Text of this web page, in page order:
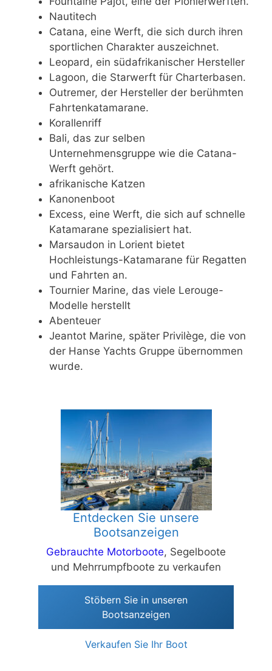
Nautitech
Catana, eine Werft, die sich durch ihren
sportlichen Charakter auszeichnet.
Leopard, ein südafrikanischer Hersteller
Lagoon, die Starwerft für Charterbasen.
Outremer, der Hersteller der berühmten
Fahrtenkatamarane.
Korallenriff
Bali, das zur selben
Unternehmensgruppe wie die Catana-
Werft gehört.
afrikanische Katzen
Kanonenboot
Excess, eine Werft, die sich auf schnelle
Katamarane spezialisiert hat.
Marsaudon in Lorient bietet
Hochleistungs-Katamarane für Regatten
und Fahrten an.
Tournier Marine, das viele Lerouge-
Modelle herstellt
Abenteuer
Jeantot Marine, später Privilège, die von
der Hanse Yachts Gruppe übernommen
wurde.
Entdecken Sie unsere
Bootsanzeigen
Gebrauchte Motorboote, Segelboote
und Mehrrumpfboote zu verkaufen
Stöbern Sie in unseren
Bootsanzeigen
Verkaufen Sie Ihr Boot